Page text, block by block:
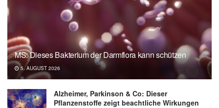
MS: Dieses Bakterium der Darmflora kann schützen
5. AUGUST 2026
Alzheimer, Parkinson & Co: Dieser
Pflanzenstoffe zeigt beachtliche Wirkungen